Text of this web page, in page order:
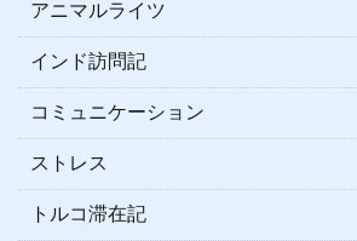
アニマルライツ
インド訪問記
コミュニケーション
ストレス
トルコ滞在記